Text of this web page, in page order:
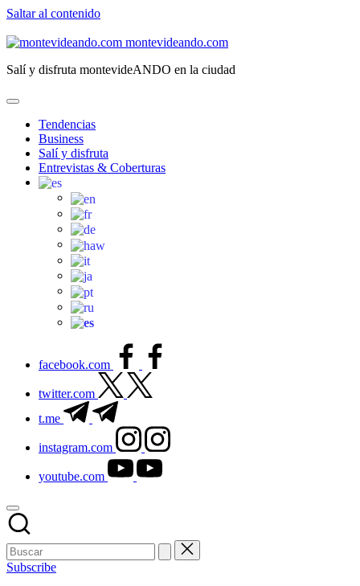
Saltar al contenido
montevideando.com
Salí y disfruta montevideANDO en la ciudad
Tendencias
Business
Salí y disfruta
Entrevistas & Coberturas
facebook.com
twitter.com
t.me
instagram.com
youtube.com
Subscribe